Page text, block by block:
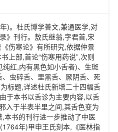
)。杜氏博学善文,兼通医学,对
》刊行。敖氏继翁,字君首,宋
伤寒论》有所研究,依据仲景
上部,首论“伤寒用药说”,次则
红,内有黑色如小舌者)、生斑
虫碎舌、里黑舌、厥阴舌、死
标题,详述杜氏新增二十四幅舌
于本书以舌诊为主要内容,以舌
入于半表半里之间,其舌色变为
本书的刊行进一步推动了中医
年)甲申王氏刻本,《医林指